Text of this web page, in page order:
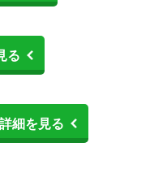
る
細を見る